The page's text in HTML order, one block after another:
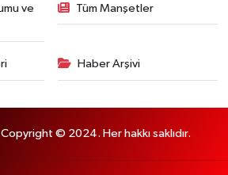
ve
Tüm Manşetler
Haber Arşivi
Copyright © 2024. Her hakkı saklıdır.